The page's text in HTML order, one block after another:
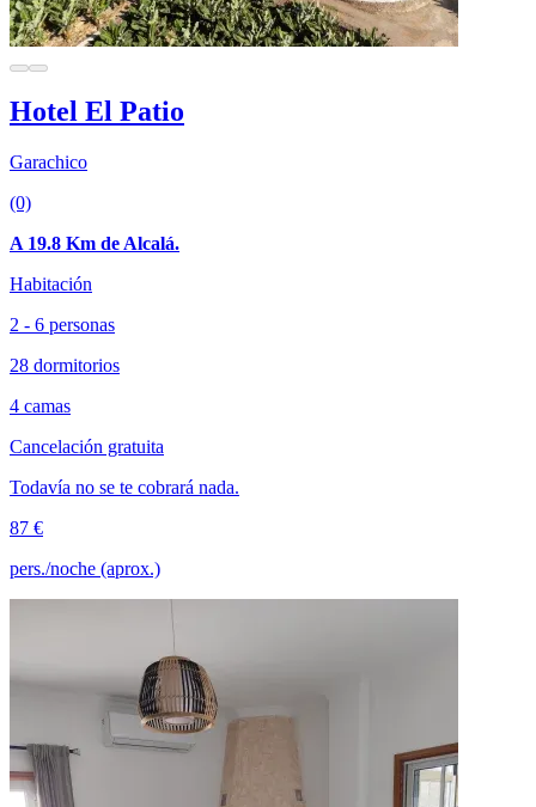
Hotel El Patio
Garachico
(0)
A 19.8 Km de Alcalá.
Habitación
2 - 6 personas
28 dormitorios
4 camas
Cancelación gratuita
Todavía no se te cobrará nada.
87 €
pers./noche (aprox.)